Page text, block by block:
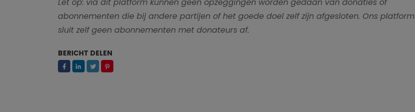
abonnementen die bij andere partijen of het goede doel zelf zijn afgesloten. Ons platform
sluit zelf geen abonnementen met donateurs af.
BERICHT DELEN